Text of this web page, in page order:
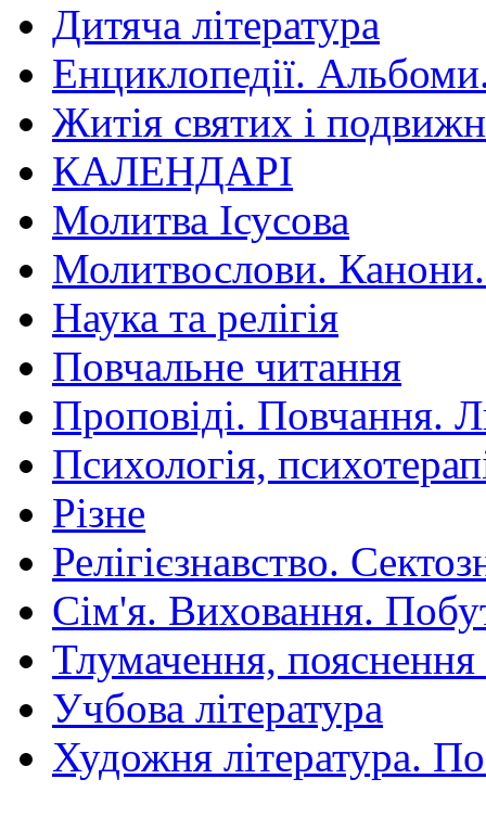
Дитяча література
Енциклопедії.
Житія святих і
КАЛЕНДАРІ
Молитва Ісусова
Молитвослови.
Наука та релігія
Повчальне читання
Проповіді. Повчання.
Психологія,
Різне
Релігієзнавство.
Сім'я. Виховання.
Тлумачення,
Учбова література
Художня література.